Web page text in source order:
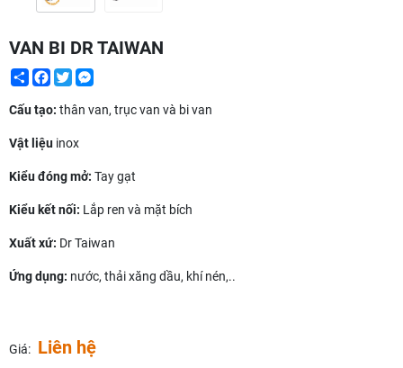
VAN BI DR TAIWAN
ShareFacebook
Twitter
Cấu tạo: thân van, trục van và bi van
Vật liệu inox
Kiểu đóng mở: Tay gạt
Kiểu kết nối: Lắp ren và mặt bích
Xuất xứ: Dr Taiwan
Ứng dụng: nước, thải xăng dầu, khí nén,..
Giá: Liên hệ